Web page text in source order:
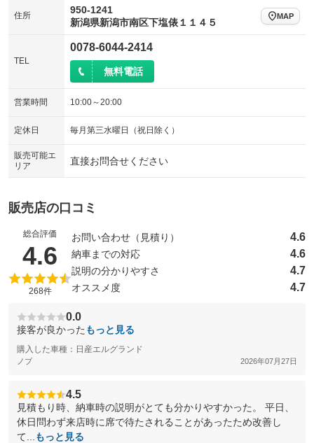
：装備なし
チップアップシート オットマン
電動格納サードシート
ウォークスルー
：装備なし
電動リアゲート
：装備なし
シートエアコン
：装備なし
：装備なし
住所
950-1241
新潟県新潟市南区下塩俵１１４５
MAP
TEL
0078-6044-2414
無料電話
営業時間 10:00～20:00
定休日 毎月第三水曜日（祝日除く）
販売可能エ
リア
直接お問合せください
販売店の口コミ
総合評価
4.6 （5点満点中）
268件
お問い合わせ（見積り） 4.6
納車までの対応 4.6
説明の分かりやすさ 4.7
オススメ度 4.7
0.0
接客が良かった もっと見る
購入した車種：日産エルグランド
ノブ 2026年07月27日
4.5
見積もり時、納車時の説明がとても分かりやすかった。 平日、
休日問わず来店時に席で待たされることがあったため改善し
て...
もっと見る